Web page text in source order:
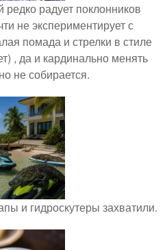
радует поклонников
не экспериментирует с
помада и стрелки в стиле
, да и кардинально менять
не собирается.
и гидроскутеры захватили.